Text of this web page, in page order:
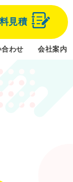
見積
合わせ 会社案内